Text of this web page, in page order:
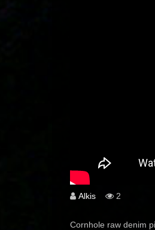
Alkis 2
Cornhole raw denim